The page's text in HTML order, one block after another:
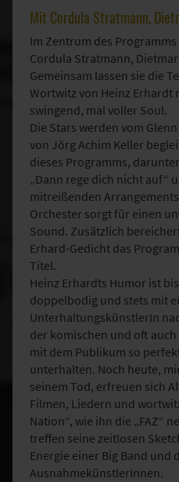
Mit Cordula Stratmann,
Im Zentrum des
Cordula Stratmann,
Gemeinsam lassen sie die
Wortwitz von Heinz Erhardt
swingend, mal voller Soul.
Die Stars werden vom
von Jörg Achim Keller
dieses Programms,
„Dann rege dich nicht auf“
mitreißenden
Orchester sorgt für einen
Sound. Zusätzlich
Erhard-Gedicht das
Titel.
Heinz Erhardts Humor ist
doppelbodig und stets mit
UnterhaltungskünstlerIn
der komischen und oft
mit dem Publikum so
unterhalten. Noch heute,
seinem Tod, erfreuen sich
Filmen, Liedern und
Nation“, wie ihn die „FAZ“
treffen seine zeitlosen
Energie einer Big Band und
AusnahmekünstlerInnen.